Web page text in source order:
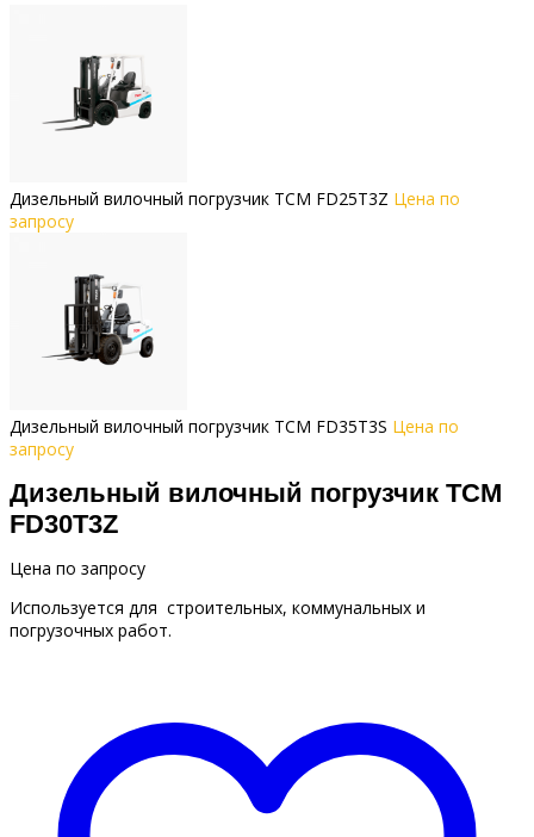
Дизельный вилочный погрузчик TCM FD25T3Z Цена по
запросу
Дизельный вилочный погрузчик TCM FD35T3S Цена по
запросу
Дизельный вилочный погрузчик TCM
FD30T3Z
Цена по запросу
Используется для строительных, коммунальных и
погрузочных работ.